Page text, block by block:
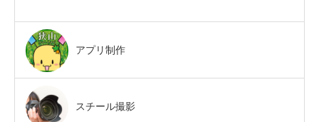
アプリ制作
スチール撮影